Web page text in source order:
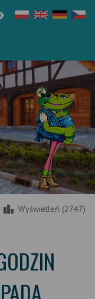
Wyświetleń (2747)